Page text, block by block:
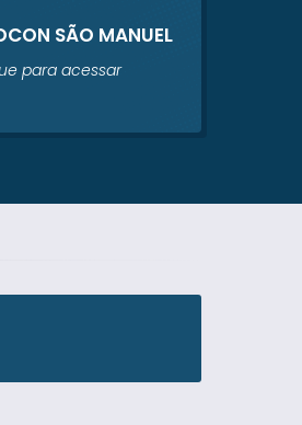
SÃO MANUEL
para acessar